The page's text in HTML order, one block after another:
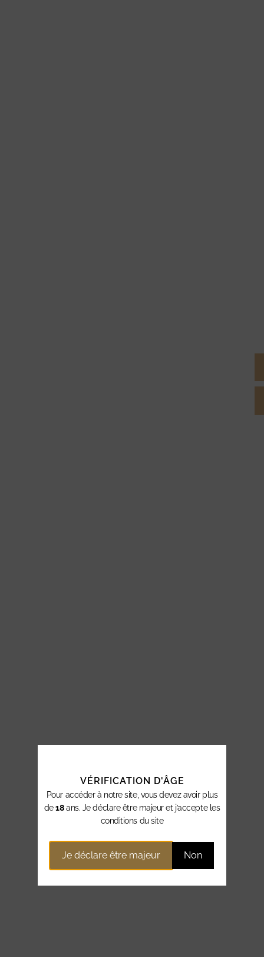
VÉRIFICATION D'ÂGE
Pour accéder à notre site, vous devez avoir plus
de18ans. Je déclare être majeur et j’accepte les
conditions du site
Je déclare être majeur Non